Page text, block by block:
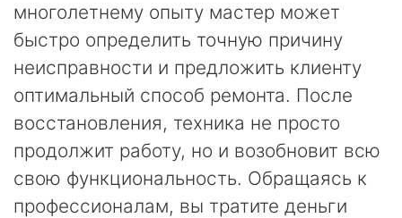
многолетнему опыту мастер может
быстро определить точную причину
неисправности и предложить клиенту
оптимальный способ ремонта. После
восстановления, техника не просто
продолжит работу, но и возобновит всю
свою функциональность. Обращаясь к
профессионалам, вы тратите деньги